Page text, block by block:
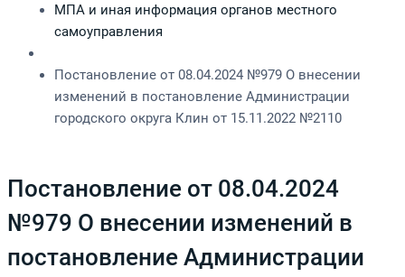
МПА и иная информация органов местного
самоуправления
Постановление от 08.04.2024 №979 О внесении
изменений в постановление Администрации
городского округа Клин от 15.11.2022 №2110
Постановление от 08.04.2024
№979 О внесении изменений в
постановление Администрации